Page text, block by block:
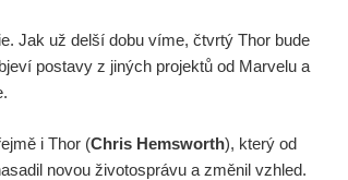
Jak už delší dobu víme, čtvrtý Thor bude
postavy z jiných projektů od Marvelu a
i Thor (Chris Hemsworth), který od
novou životosprávu a změnil vzhled.